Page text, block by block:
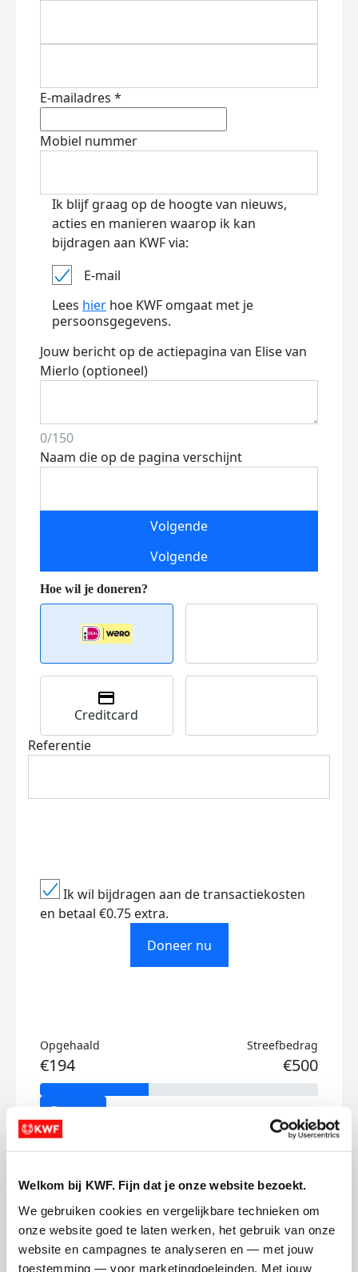
Welkom bij KWF. Fijn dat je onze website bezoekt.
We gebruiken cookies en vergelijkbare technieken om
onze website goed te laten werken, het gebruik van onze
website en campagnes te analyseren en — met jouw
toestemming — voor marketingdoeleinden. Met jouw
E-mailadres *
Mobiel nummer
Ik blijf graag op de hoogte van nieuws,
acties en manieren waarop ik kan
bijdragen aan KWF via:
E-mail
Lees hier hoe KWF omgaat met je
persoonsgegevens.
Jouw bericht op de actiepagina van Elise van
Mierlo (optioneel)
0/150
Naam die op de pagina verschijnt
Volgende
Volgende
Creditcard
Referentie
Ik wil bijdragen aan de transactiekosten
en betaal €0.75 extra.
Doneer nu
Opgehaald
€194
Streefbedrag
€500
Doneer